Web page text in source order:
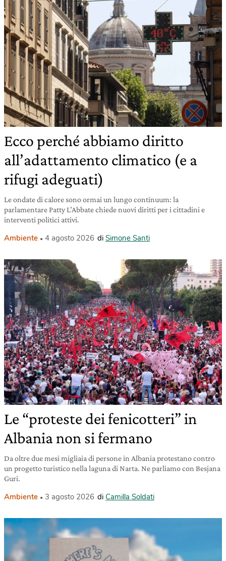
Ecco perché abbiamo diritto
all’adattamento climatico (e a
rifugi adeguati)
Le ondate di calore sono ormai un lungo continuum: la
parlamentare Patty L’Abbate chiede nuovi diritti per i cittadini e
interventi politici attivi.
Ambiente 4 agosto 2026 di Simone Santi
Le “proteste dei fenicotteri” in
Albania non si fermano
Da oltre due mesi migliaia di persone in Albania protestano contro
un progetto turistico nella laguna di Narta. Ne parliamo con Besjana
Guri.
Ambiente 3 agosto 2026 di Camilla Soldati